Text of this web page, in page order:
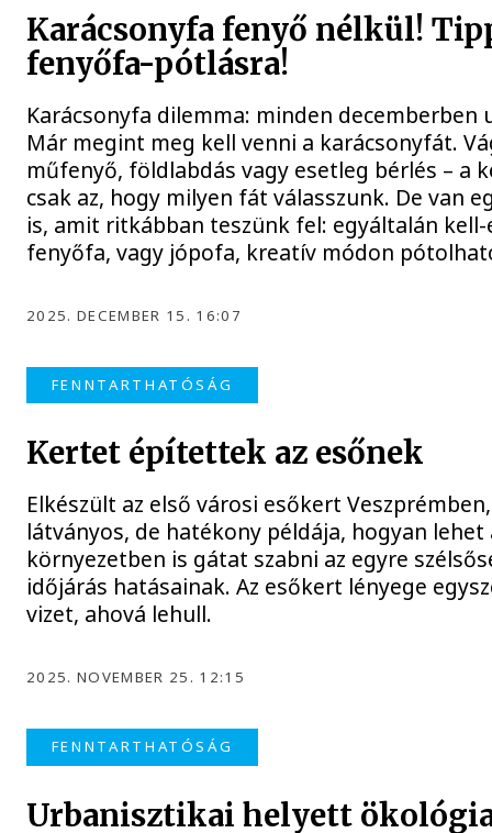
Karácsonyfa fenyő nélkül!
fenyőfa-pótlásra!
Karácsonyfa dilemma: minden decemberben
Már megint meg kell venni a karácsonyfát.
műfenyő, földlabdás vagy esetleg bérlés – a
csak az, hogy milyen fát válasszunk. De van
is, amit ritkábban teszünk fel: egyáltalán
fenyőfa, vagy jópofa, kreatív módon
2025. DECEMBER 15. 16:07
FENNTARTHATÓSÁG
Kertet építettek az esőnek
Elkészült az első városi esőkert
látványos, de hatékony példája, hogyan lehet
környezetben is gátat szabni az egyre
időjárás hatásainak. Az esőkert lényege
vizet, ahová lehull.
2025. NOVEMBER 25. 12:15
FENNTARTHATÓSÁG
Urbanisztikai helyett